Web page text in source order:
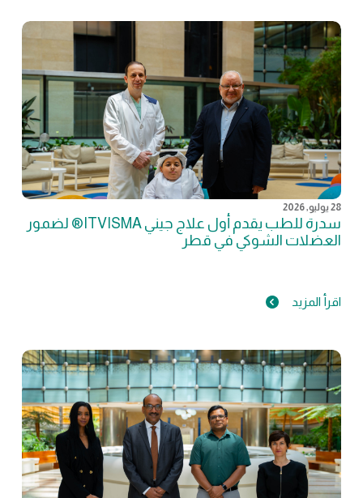
28 يوليو, 2026
سدرة للطب يقدم أول علاج جيني ITVISMA® لضمور
العضلات الشوكي في قطر
اقرأ المزيد